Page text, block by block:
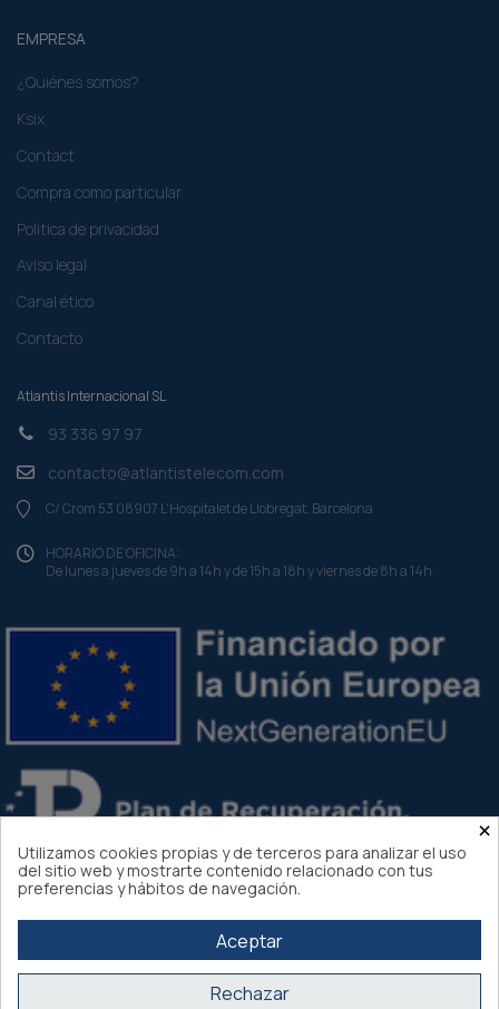
¿Quiénes somos?
Ksix
Contact
Compra como particular​
Politica de privacidad
Aviso legal
Canal ético
Contacto
93 336 97 97
contacto@atlantistelecom.com
C/ Crom 53 08907 L'Hospitalet de Llobregat. Barcelona
HORARIO DE OFICINA:
Atlantis Internacional 2026
×
Utilizamos cookies propias y de terceros para analizar el uso
del sitio web y mostrarte contenido relacionado con tus
preferencias y hábitos de navegación.
Aceptar
Rechazar